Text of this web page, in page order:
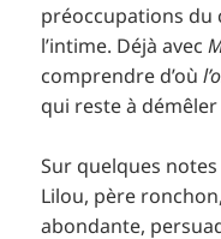
préoccupations du
l’intime. Déjà avec
comprendre d’où
qui reste à
Sur quelques
Lilou, père
abondante,